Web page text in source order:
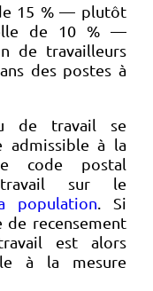
15 % — plutôt
de 10 % —
de travailleurs
des postes à
de travail se
admissible à la
code postal
sur le
population . Si
recensement
est alors
à la mesure